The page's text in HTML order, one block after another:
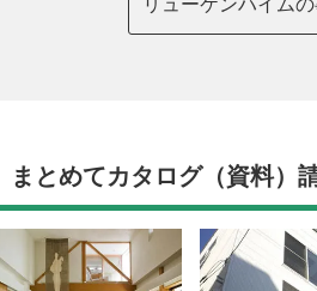
リューケンハイム
まとめてカタログ（資料）